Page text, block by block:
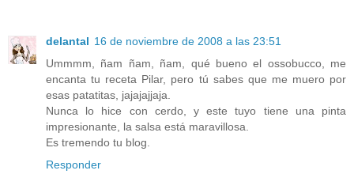
delantal 16 de noviembre de 2008 a las 23:51
Ummmm, ñam ñam, ñam, qué bueno el ossobucco, me
encanta tu receta Pilar, pero tú sabes que me muero por
esas patatitas, jajajajjaja.
Nunca lo hice con cerdo, y este tuyo tiene una pinta
impresionante, la salsa está maravillosa.
Es tremendo tu blog.
Responder